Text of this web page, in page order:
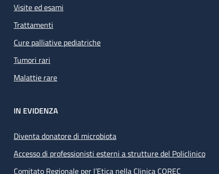
Visite ed esami
Trattamenti
Cure palliative pediatriche
Tumori rari
Malattie rare
IN EVIDENZA
Diventa donatore di microbiota
Accesso di professionisti esterni a strutture del Policlinico
Comitato Regionale per l’Etica nella Clinica COREC